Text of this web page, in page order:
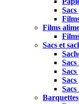
Films
Sacs et
Barquettes